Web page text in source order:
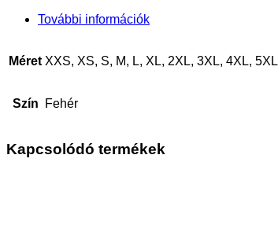
További információk
Méret XXS, XS, S, M, L, XL, 2XL, 3XL, 4XL, 5XL
Szín Fehér
Kapcsolódó termékek